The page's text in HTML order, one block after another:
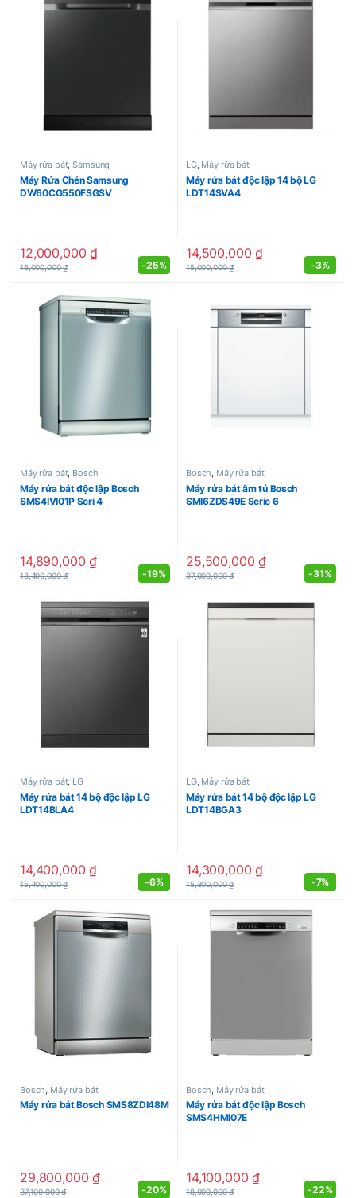
Máy rửa bát,Samsung
Máy Rửa Chén Samsung
DW60CG550FSGSV
12,000,000₫
16,000,000₫ -25%
LG, Máy rửa bát
Máy rửa bát độc lập 14 bộ LG
LDT14SVA4
14,500,000₫
15,000,000₫ -3%
Máy rửa bát, Bosch
Máy rửa bát độc lập Bosch
SMS4IVI01P Seri 4
14,890,000₫
18,490,000₫ -19%
Bosch, Máy rửa bát
Máy rửa bát âm tủ Bosch
SMI6ZDS49E Serie 6
25,500,000₫
37,000,000₫ -31%
Máy rửa bát, LG
Máy rửa bát 14 bộ độc lập LG
LDT14BLA4
14,400,000₫
15,400,000₫ -6%
LG, Máy rửa bát
Máy rửa bát 14 bộ độc lập LG
LDT14BGA3
14,300,000₫
15,300,000₫ -7%
Bosch Máy rửa bát
Máy rửa bát Bosch SMS8ZDI48M
29,800,000₫
37,100,000₫ -20%
Bosch Máy rửa bát
Máy rửa bát độc lập Bosch
SMS4HMI07E
14,100,000₫
18,000,000₫ -22%